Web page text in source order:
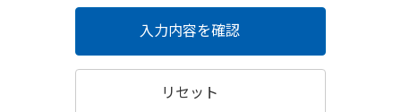
入力内容を確認
リセット